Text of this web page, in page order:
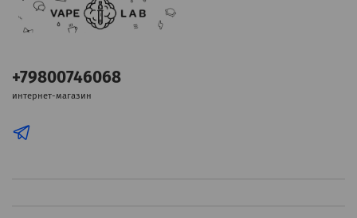
+79800746068
интернет-магазин